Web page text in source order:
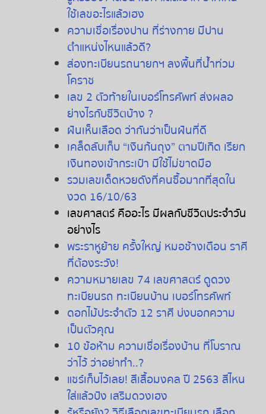
ใช้เลขอะไรแล้วเฮง
ความเชื่อเรื่องปาน ที่ร่างกาย มีปาน
ตำแหน่งไหนแล้วดี?
ส่องทะเบียนรถนายกฯ ลงพื้นที่น้ำท่วม
โคราช
เลข 2 ตัวท้ายในเบอร์โทรศัพท์ ส่งผลอ
ย่างไรกับชีวิตบ้าง ?
ฝันเห็นเลือด ว่ากันว่าเป็นฝันที่ดี
เคล็ดลับเก็บ “เงินก้นถุง” ตามปีเกิด เรียก
เงินทองเข้ากระเป๋า มีใช้ไม่ขาดมือ
รวมเลขเด็ดหวยดังที่คนซื้อมากที่สุดใน
งวด 16/10/63
เลขศาสตร์ คืออะไร มีผลกับชีวิตประจำวัน
อย่างไร
พระราหูย้าย ครั้งใหญ่ หมอช้างเตือน ราศี
ที่ต้องระวัง!
ความหมายเลข 74 เลขศาสตร์ ดูดวง
ทะเบียนรถ ทะเบียนบ้าน เบอร์โทรศัพท์
ดอกไม้ประจำตัว 12 ราศี บ่งบอกความ
เป็นตัวคุณ
10 ข้อห้าม ความเชื่อเรื่องบ้าน ที่โบราณ
ว่าไว้ว่าอย่าทำ..?
แชร์เก็บไว้เลย! สีเสื้อมงคลปี 2563 สีไหน
ใส่แล้วปัง เสริมดวงเฮง